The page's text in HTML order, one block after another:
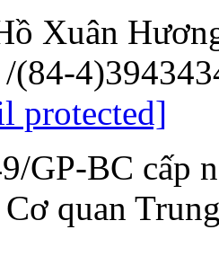
Xuân
(84-
protected]
GP-BC cấp
quan